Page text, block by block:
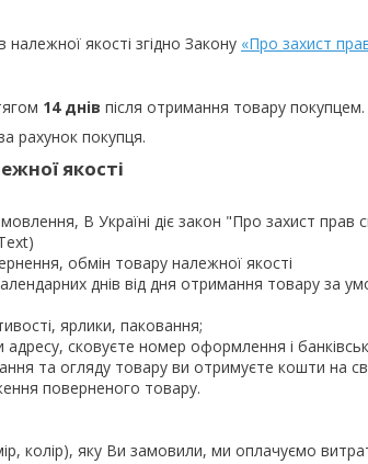
якості згідно Закону «Про захист
14 днів після отримання товару покупцем.
рахунок покупця.
якості
В Україні діє закон "Про захист прав
обмін товару належної якості
днів від дня отримання товару за
ярлики, паковання;
сковуєте номер оформлення і
та огляду товару ви отримуєте кошти на
поверненого товару.
колір), яку Ви замовили, ми оплачуємо